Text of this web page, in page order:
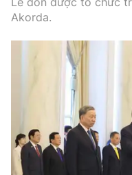
Akorda.